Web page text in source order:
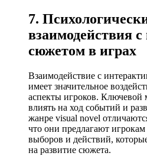
7.
взаимодействия
сюжетом в играх
Взаимодействие с
имеет значительное
аспекты игроков. Ключевой
влиять на ход событий и
жанре visual novel
что они предлагают
выборов и действий,
на развитие сюжета.